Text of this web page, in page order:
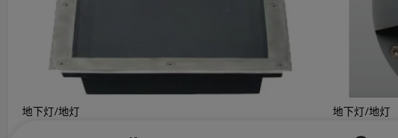
地下灯/地灯 地下灯/地灯
高品质铝灯，